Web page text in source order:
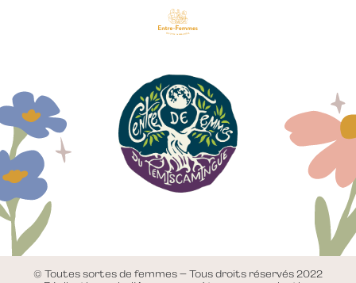
© Toutes sortes de femmes – Tous droits réservés 2022